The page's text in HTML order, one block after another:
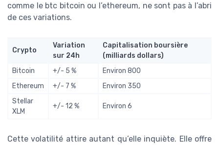
comme le btc bitcoin ou l’ethereum, ne sont pas à l’abri
de ces variations.
Crypto
Variation
sur 24h
Capitalisation boursière
(milliards dollars)
Bitcoin
+/- 5 %
Environ 800
Ethereum
+/- 7 %
Environ 350
Stellar
XLM
+/- 12 % Environ 6
Cette volatilité attire autant qu’elle inquiète. Elle offre